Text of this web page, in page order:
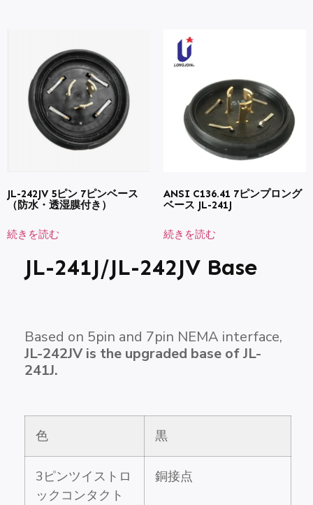
JL-242JV 5ピン 7ピンベース
（防水・透湿膜付き）
続きを読む
ANSI C136.41 7ピンプロング
ベース JL-241J
続きを読む
JL-241J/JL-242JV Base
Based on 5pin and 7pin NEMA interface,
JL-242JV is the upgraded base of JL-
241J.
色 黒
3ピンツイストロ
ックコンタクト
銅接点